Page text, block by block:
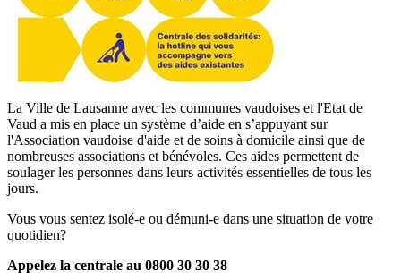
La Ville de Lausanne avec les communes vaudoises et l'Etat de
Vaud a mis en place un système d’aide en s’appuyant sur
l'Association vaudoise d'aide et de soins à domicile ainsi que de
nombreuses associations et bénévoles. Ces aides permettent de
soulager les personnes dans leurs activités essentielles de tous les
jours.
Vous vous sentez isolé-e ou démuni-e dans une situation de votre
quotidien?
Appelez la centrale au 0800 30 30 38